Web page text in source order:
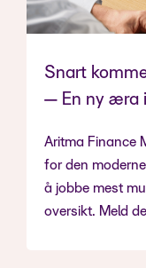
Snart
— En ny æra
Aritma Finance
for den
å jobbe mest
oversikt. Meld